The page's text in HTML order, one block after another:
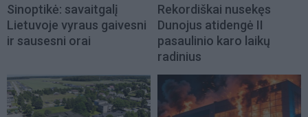
Sinoptikė: savaitgalį
Lietuvoje vyraus gaivesni
ir sausesni orai
Rekordiškai nusekęs
Dunojus atidengė II
pasaulinio karo laikų
radinius